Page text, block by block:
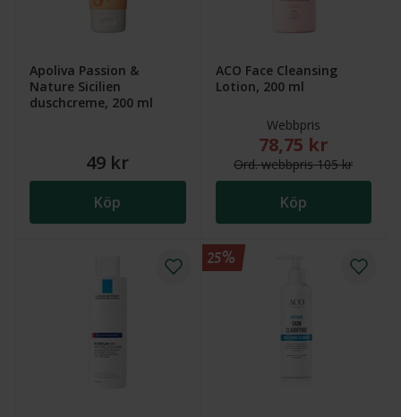
Apoliva Passion &
Nature Sicilien
duschcreme, 200 ml
49 kr
Köp
ACO Face Cleansing
Lotion, 200 ml
Webbpris
Nytt reducerat
78,75 kr
Ord.webbpris105 kr
Köp
25%